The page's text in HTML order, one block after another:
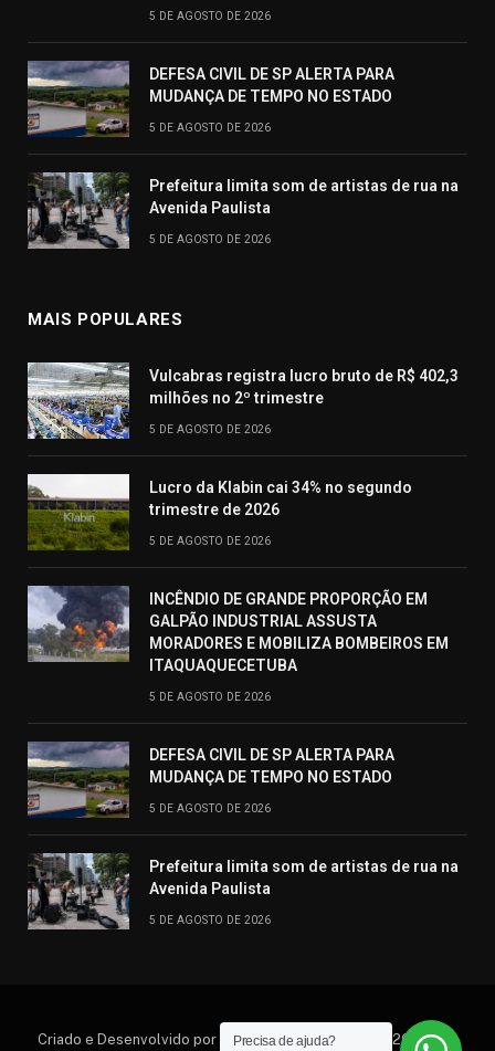
5 DE AGOSTO DE 2026
DEFESA CIVIL DE SP ALERTA PARA
MUDANÇA DE TEMPO NO ESTADO
5 DE AGOSTO DE 2026
Prefeitura limita som de artistas de rua na
Avenida Paulista
5 DE AGOSTO DE 2026
MAIS POPULARES
Vulcabras registra lucro bruto de R$ 402,3
milhões no 2º trimestre
5 DE AGOSTO DE 2026
Lucro da Klabin cai 34% no segundo
trimestre de 2026
5 DE AGOSTO DE 2026
INCÊNDIO DE GRANDE PROPORÇÃO EM
GALPÃO INDUSTRIAL ASSUSTA
MORADORES E MOBILIZA BOMBEIROS EM
ITAQUAQUECETUBA
5 DE AGOSTO DE 2026
DEFESA CIVIL DE SP ALERTA PARA
MUDANÇA DE TEMPO NO ESTADO
5 DE AGOSTO DE 2026
Prefeitura limita som de artistas de rua na
Avenida Paulista
5 DE AGOSTO DE 2026
Criado e Desenvolvido por Hosting Prime Brasil © 2026 Todos
Precisa de ajuda?